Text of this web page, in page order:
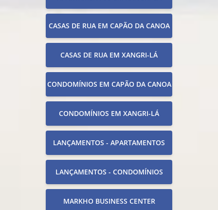
CASAS DE RUA EM CAPÃO DA CANOA
CASAS DE RUA EM XANGRI-LÁ
CONDOMÍNIOS EM CAPÃO DA CANOA
CONDOMÍNIOS EM XANGRI-LÁ
LANÇAMENTOS - APARTAMENTOS
LANÇAMENTOS - CONDOMÍNIOS
MARKHO BUSINESS CENTER